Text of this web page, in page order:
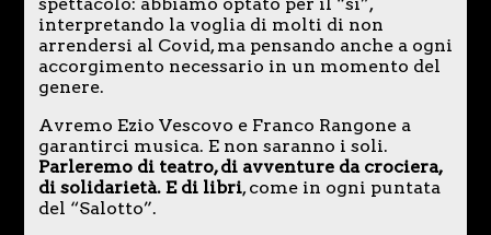
interpretando la voglia di molti di non
arrendersi al Covid, ma pensando anche a ogni
accorgimento necessario in un momento del
genere.
Avremo Ezio Vescovo e Franco Rangone a
garantirci musica. E non saranno i soli.
Parleremo di teatro, di avventure da crociera,
di solidarietà. E di libri, come in ogni puntata
del “Salotto”.